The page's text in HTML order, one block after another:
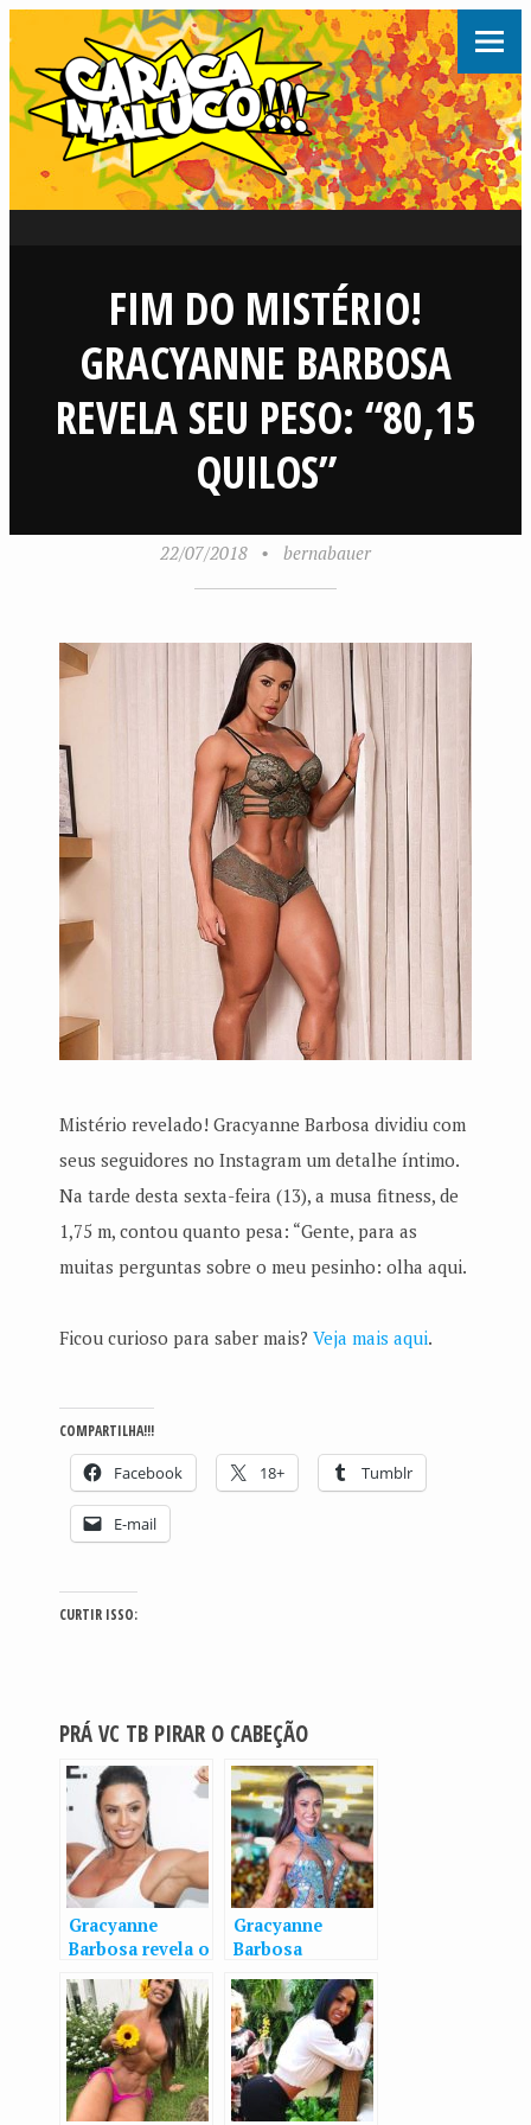
FIM DO MISTÉRIO!
GRACYANNE BARBOSA
REVELA SEU PESO: “80,15
QUILOS”
22/07/2018 • bernabauer
Mistério revelado! Gracyanne Barbosa dividiu com
seus seguidores no Instagram um detalhe íntimo.
Na tarde desta sexta-feira (13), a musa fitness, de
1,75 m, contou quanto pesa: “Gente, para as
muitas perguntas sobre o meu pesinho: olha aqui.
Ficou curioso para saber mais? Veja mais aqui.
COMPARTILHA!!!
Facebook 18+ Tumblr
E-mail
CURTIR ISSO:
PRÁ VC TB PIRAR O CABEÇÃO
Gracyanne
Barbosa revela o
estranho onde já
fez sexo
Gracyanne
Barbosa
seguidores com
foto do
bumbum: “que
abundância”